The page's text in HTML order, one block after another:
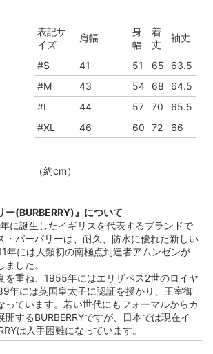
表記サ
イズ
肩幅
身
幅
着
丈
袖丈
#S 41 51 65
63.5
#M
43 54 68
64.5
#L
44 57 70
65.5
#XL
46 60 72 66
（約cm）
ー(BURBERRY)』について
に誕生したイギリスを代表するブランドで
・バーバリーは、耐久、防水に優れた新しい
年には人類初の南極点到達者アムンゼンが
した。
を重ね、1955年にはエリザベス2世のロイヤ
年には英国皇太子に認証を授かり、王室御
っています。若い世代にもフォーマルからカ
開するBURBERRYですが、日本では現在イ
は入手困難になっています。